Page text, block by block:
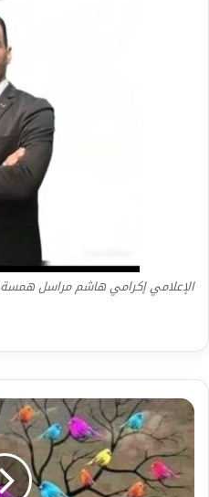
الإعلامي إكرامي هاشم مراسل همسة
الدين
الإسلامي
ﻳﺼﻮﻥ
ﻭﻳﺮﻓﻊ
ﻗﺪﺭها.استمع